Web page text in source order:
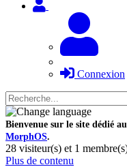
Connexion
Bienvenue sur le site dédié
MorphOS.
28 visiteur(s) et 1
Plus de contenu